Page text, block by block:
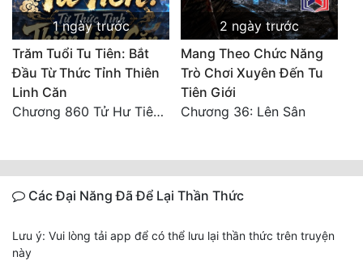
1 ngày trước
Trăm Tuổi Tu Tiên: Bắt
Đầu Từ Thức Tỉnh Thiên
Linh Căn
Chương 860 Tử Hư Tiên Thành!
2 ngày trước
Mang Theo Chức Năng
Trò Chơi Xuyên Đến Tu
Tiên Giới
Chương 36: Lên Sân
Các Đại Năng Đã Để Lại Thần Thức
Lưu ý: Vui lòng tải app để có thể lưu lại thần thức trên truyện
này